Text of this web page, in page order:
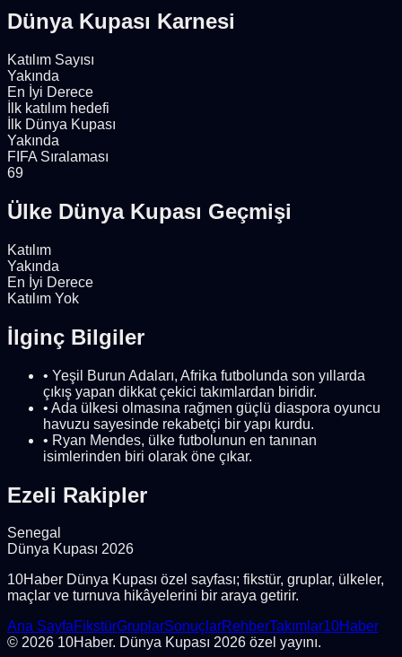
Dünya Kupası Karnesi
Katılım Sayısı
Yakında
En İyi Derece
İlk katılım hedefi
İlk Dünya Kupası
Yakında
FIFA Sıralaması
69
Ülke Dünya Kupası Geçmişi
Katılım
Yakında
En İyi Derece
Katılım Yok
İlginç Bilgiler
• Yeşil Burun Adaları, Afrika futbolunda son yıllarda
çıkış yapan dikkat çekici takımlardan biridir.
• Ada ülkesi olmasına rağmen güçlü diaspora oyuncu
havuzu sayesinde rekabetçi bir yapı kurdu.
• Ryan Mendes, ülke futbolunun en tanınan
isimlerinden biri olarak öne çıkar.
Ezeli Rakipler
Senegal
Dünya Kupası 2026
10Haber Dünya Kupası özel sayfası; fikstür, gruplar, ülkeler,
maçlar ve turnuva hikâyelerini bir araya getirir.
Ana SayfaFikstürGruplarSonuçlarRehberTakımlar10Haber
© 2026 10Haber. Dünya Kupası 2026 özel yayını.